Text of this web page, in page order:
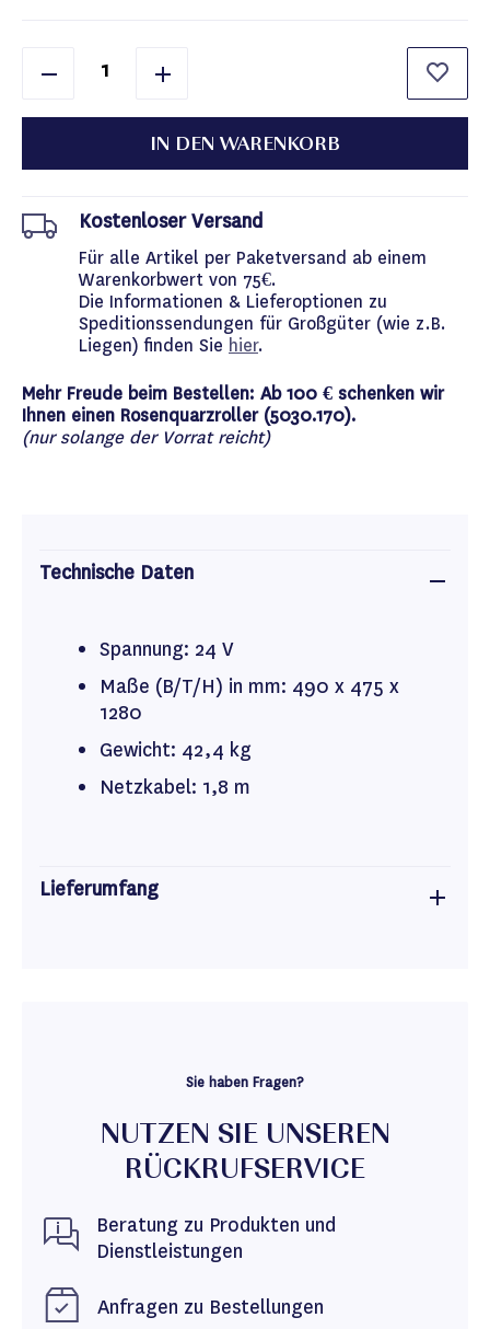
IN DEN WARENKORB
Kostenloser Versand
Für alle Artikel per Paketversand ab einem
Warenkorbwert von 75€.
Die Informationen & Lieferoptionen zu
Speditionssendungen für Großgüter (wie z.B.
Liegen) finden Sie hier.
Mehr Freude beim Bestellen: Ab 100 € schenken wir
Ihnen einen Rosenquarzroller (5030.170).
(nur solange der Vorrat reicht)
Technische Daten
Spannung: 24 V
Maße (B/T/H) in mm: 490 x 475 x
1280
Gewicht: 42,4 kg
Netzkabel: 1,8 m
Lieferumfang
Sie haben Fragen?
NUTZEN SIE UNSEREN
RÜCKRUFSERVICE
Beratung zu Produkten und
Dienstleistungen
Anfragen zu Bestellungen